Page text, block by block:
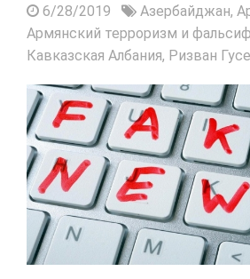
6/28/2019 Азербайджан,
Армянский терроризм и
Кавказская Албания, Ризван